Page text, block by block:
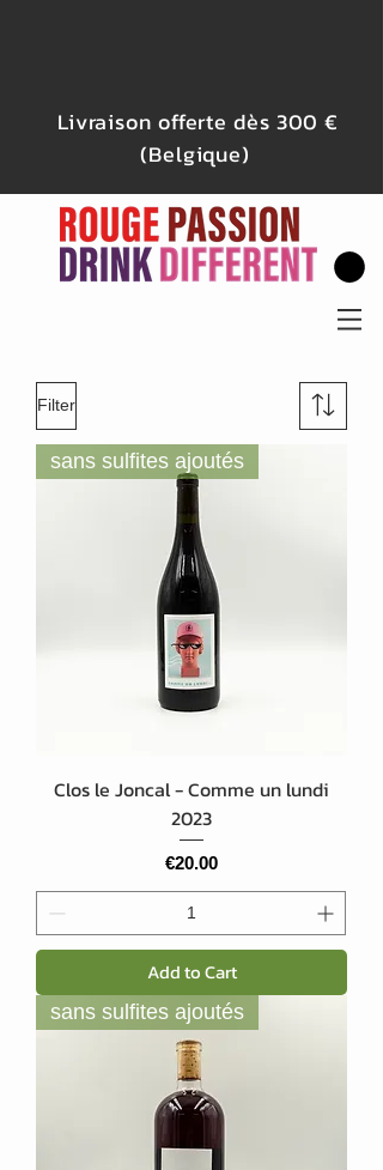
Livraison offerte dès 300 €
(Belgique)
Filter
sans sulfites ajoutés
Clos le Joncal - Comme un lundi
2023
Price
€20.00
Add to Cart
sans sulfites ajoutés